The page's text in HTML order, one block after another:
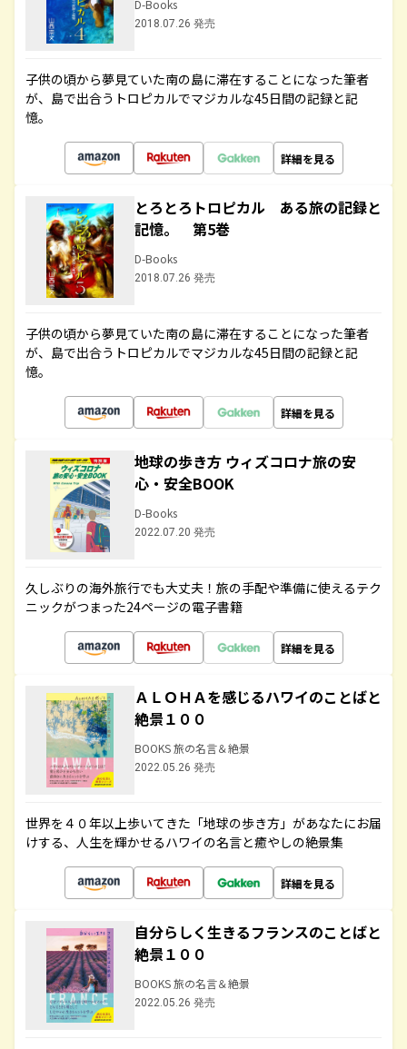
D-Books
2018.07.26 発売
子供の頃から夢見ていた南の島に滞在することになった筆者
が、島で出合うトロピカルでマジカルな45日間の記録と記
憶。
詳細を見る
とろとろトロピカル ある旅の記録と
記憶。 第5巻
D-Books
2018.07.26 発売
子供の頃から夢見ていた南の島に滞在することになった筆者
が、島で出合うトロピカルでマジカルな45日間の記録と記
憶。
詳細を見る
地球の歩き方 ウィズコロナ旅の安
心・安全BOOK
D-Books
2022.07.20 発売
久しぶりの海外旅行でも大丈夫！旅の手配や準備に使えるテク
ニックがつまった24ページの電子書籍
詳細を見る
ＡＬＯＨＡを感じるハワイのことばと
絶景１００
BOOKS 旅の名言＆絶景
2022.05.26 発売
世界を４０年以上歩いてきた「地球の歩き方」があなたにお届
けする、人生を輝かせるハワイの名言と癒やしの絶景集
詳細を見る
自分らしく生きるフランスのことばと
絶景１００
BOOKS 旅の名言＆絶景
2022.05.26 発売